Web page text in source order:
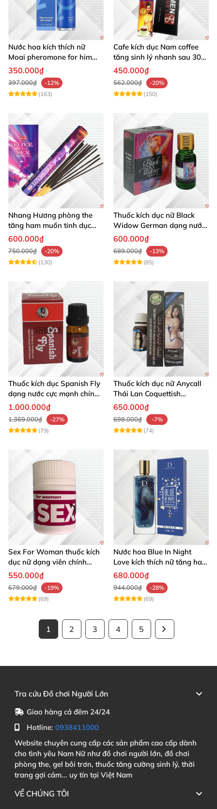
Nước hoa kích thích nữ
Moai pheromone for him
tăng ham muốn nhanh an
350.000₫
397.000₫
-12%
(163)
Cafe kích dục Nam coffee
tăng sinh lý nhanh sau 30
phút, an toàn, hiệu quả
450.000₫
562.000₫
-20%
(150)
Nhang Hương phòng the
tăng ham muốn tinh dục
nhẹ nhàng kích thích
600.000₫
750.000₫
-20%
(130)
Thuốc kích dục nữ Black
Widow German dạng nước
không mùi cực mạnh giá rẻ
600.000₫
689.000₫
-13%
(85)
Thuốc kích dục Spanish Fly
dạng nước cực mạnh chính
hãng
1.000.000₫
1.369.000₫
-27%
(79)
Thuốc kích dục nữ Anycall
Thái Lan Coquettish
Woman dạng nước cực
mạnh giá rẻ
650.000₫
698.000₫
-7%
(74)
Sex For Woman thuốc kích
dục nữ dạng viên chính
hãng hiệu quả cực mạnh
550.000₫
679.000₫
-19%
(69)
Nước hoa Blue In Night
Love kích thích nữ tăng ham
muốn liều cao
680.000₫
944.000₫
-28%
(69)
1 2 3 4 5
Tra cứu Đồ chơi Người Lớn
Giao hàng cả đêm 24/24
Hotline: 0938411000
Website chuyên cung cấp các sản phẩm cao cấp dành
cho tình yêu Nam Nữ như đồ chơi người lớn, đồ chơi
phòng the, gel bôi trơn, thuốc tăng cường sinh lý, thời
trang gợi cảm... uy tín tại Việt Nam
VỀ CHÚNG TÔI